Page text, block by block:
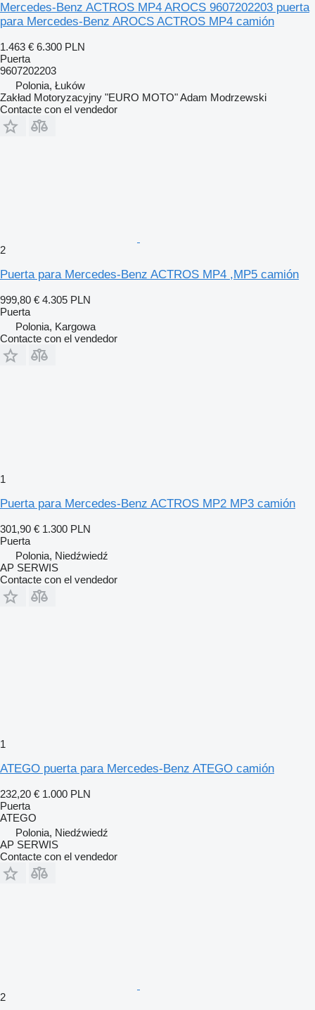
Mercedes-Benz ACTROS MP4 AROCS 9607202203 puerta
para Mercedes-Benz AROCS ACTROS MP4 camión
1.463 € 6.300 PLN
Puerta
9607202203
Polonia, Łuków
Zakład Motoryzacyjny "EURO MOTO" Adam Modrzewski
Contacte con el vendedor
2
Puerta para Mercedes-Benz ACTROS MP4 ,MP5 camión
999,80 € 4.305 PLN
Puerta
Polonia, Kargowa
Contacte con el vendedor
1
Puerta para Mercedes-Benz ACTROS MP2 MP3 camión
301,90 € 1.300 PLN
Puerta
Polonia, Niedźwiedź
AP SERWIS
Contacte con el vendedor
1
ATEGO puerta para Mercedes-Benz ATEGO camión
232,20 € 1.000 PLN
Puerta
ATEGO
Polonia, Niedźwiedź
AP SERWIS
Contacte con el vendedor
2